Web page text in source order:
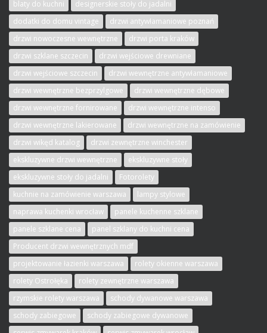
blaty do kuchni
designerskie stoły do jadalni
dodatki do domu vintage
drzwi antywłamaniowe poznań
drzwi nowoczesne wewnętrzne
drzwi porta kraków
drzwi szklane szczecin
drzwi wejściowe drewniane
drzwi wejściowe szczecin
drzwi wewnętrzne antywłamaniowe
drzwi wewnętrzne bezprzylgowe
drzwi wewnętrzne dębowe
drzwi wewnętrzne fornirowane
drzwi wewnętrzne intenso
drzwi wewnętrzne lakierowane
drzwi wewnętrzne na zamówienie
drzwi wikęd katalog
drzwi zewnętrzne winchester
ekskluzywne drzwi wewnętrzne
ekskluzywne stoły
ekskluzywne stoły do jadalni
Fotorolety
kuchnie na zamówienie warszawa
lampy stylowe
naprawa kuchenki wrocław
panele kuchenne szklane
panele szklane cena
panel szklany do kuchni cena
Producent drzwi wewnętrznych mdf
projektowanie łazienki warszawa
rolety okienne warszawa
rolety Ostrołęka
rolety zewnętrzne warszawa
rzymskie rolety warszawa
schody dywanowe warszawa
schody zabiegowe
schody zabiegowe dywanowe